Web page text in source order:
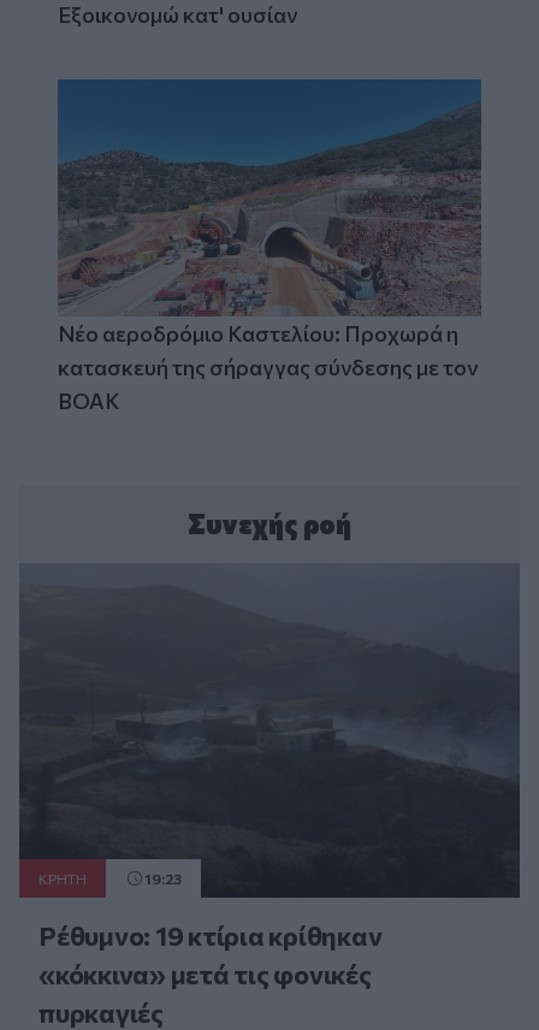
Εξοικονομώ κατ' ουσίαν
Νέο αεροδρόμιο Καστελίου: Προχωρά η
κατασκευή της σήραγγας σύνδεσης με τον
ΒΟΑΚ
Συνεχής ροή
ΚΡΗΤΗ 19:23
Ρέθυμνο: 19 κτίρια κρίθηκαν
«κόκκινα» μετά τις φονικές
πυρκαγιές